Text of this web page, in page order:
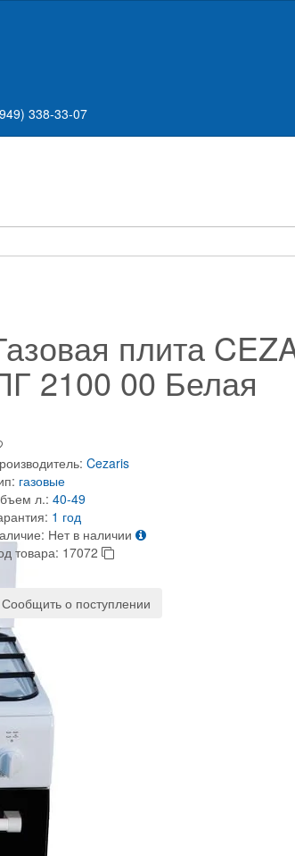
338-33-07
плита
2100 00 Белая
Cezaris
газовые
л.: 40-49
1 год
Нет в наличии
товара: 17072
Сообщить о поступлении